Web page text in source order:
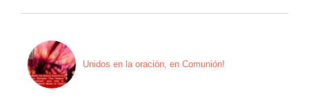
Unidos en la oración, en Comunión!